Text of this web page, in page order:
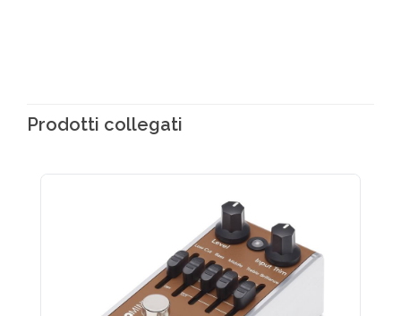
Prodotti collegati